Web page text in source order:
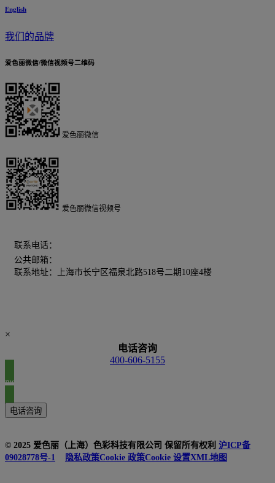
English
我们的品牌
爱色丽微信/微信视频号二维码
爱色丽微信
爱色丽微信视频号
联系电话：
公共邮箱：
联系地址：上海市长宁区福泉北路518号二期10座4楼
×
电话咨询
400-606-5155
联系我们
电话咨询
© 2025 爱色丽（上海）色彩科技有限公司 保留所有权利 沪ICP备
09028778号-1
隐私政策Cookie 政策Cookie 设置XML地图